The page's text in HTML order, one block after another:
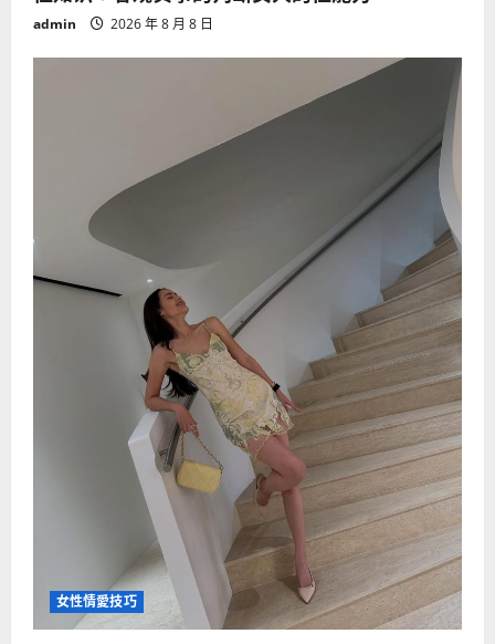
admin 2026 年 8 月 8 日
女性情愛技巧